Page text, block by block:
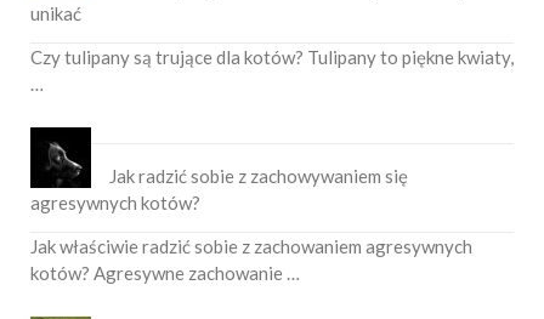
unikać
Czy tulipany są trujące dla kotów? Tulipany to piękne kwiaty,
…
Jak radzić sobie z zachowywaniem się
agresywnych kotów?
Jak właściwie radzić sobie z zachowaniem agresywnych
kotów? Agresywne zachowanie …